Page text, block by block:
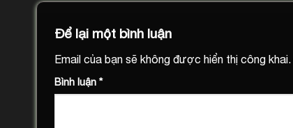
Để lại một bình luận
Email của bạn sẽ không được hiển thị công khai.
Bình luận *